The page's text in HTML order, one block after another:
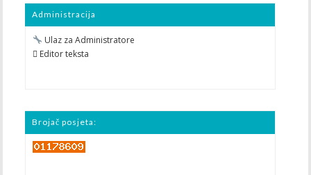
Administracija
Ulaz za Administratore
 Editor teksta
Brojač posjeta: